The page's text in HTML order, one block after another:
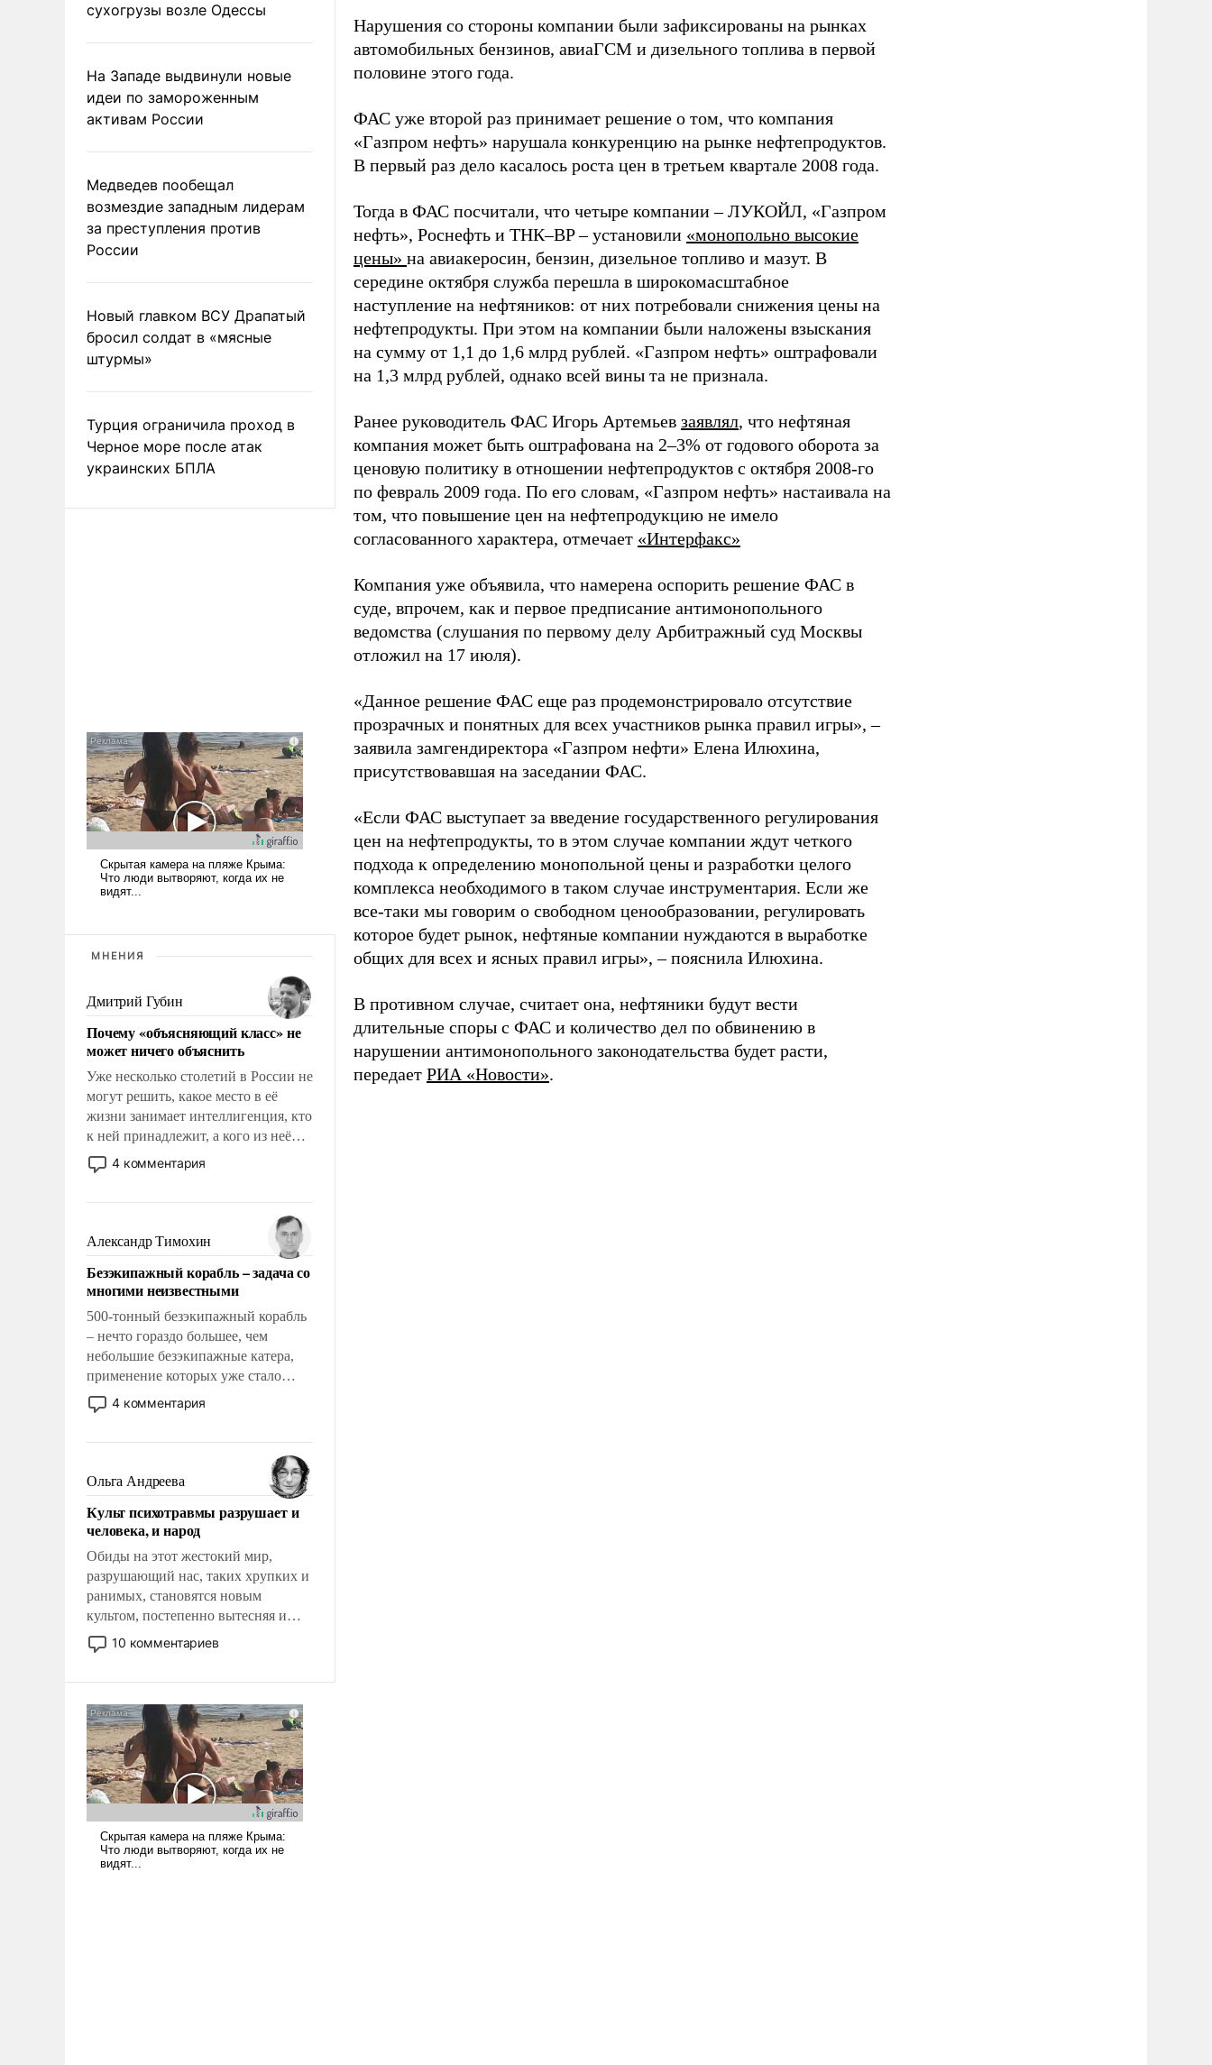
сухогрузы возле Одессы
На Западе выдвинули новые
идеи по замороженным
активам России
Медведев пообещал
возмездие западным лидерам
за преступления против
России
Новый главком ВСУ Драпатый
бросил солдат в «мясные
штурмы»
Турция ограничила проход в
Черное море после атак
украинских БПЛА
МНЕНИЯ
Дмитрий Губин
Почему «объясняющий класс» не
может ничего объяснить
Уже несколько столетий в России не
могут решить, какое место в её
жизни занимает интеллигенция, кто
к ней принадлежит, а кого из неё
исключили с правом
восстановления и без оного. И чем
казалось, что эти вопросы решены
раз и навсегда, но – нет, не решены.
4 комментария
Александр Тимохин
Безэкипажный корабль – задача со
многими неизвестными
500-тонный безэкипажный корабль
– нечто гораздо большее, чем
небольшие безэкипажные катера,
применение которых уже стало
обыденностью. Задача по созданию
такого корабля очень сложна и
реализация радикально поднимет
наши боевые возможности.
4 комментария
Ольга Андреева
Культ психотравмы разрушает и
человека, и народ
Обиды на этот жестокий мир,
разрушающий нас, таких хрупких и
ранимых, становятся новым
культом, постепенно вытесняя и
отменяя традиционное требование к
человеку – быть мужественным и
слабым, идти вперед и
адаптироваться.
10 комментариев
Нарушения со стороны компании были зафиксированы на рынках
автомобильных бензинов, авиаГСМ и дизельного топлива в первой
половине этого года.
ФАС уже второй раз принимает решение о том, что компания
«Газпром нефть» нарушала конкуренцию на рынке нефтепродуктов.
В первый раз дело касалось роста цен в третьем квартале 2008 года.
Тогда в ФАС посчитали, что четыре компании – ЛУКОЙЛ, «Газпром
нефть», Роснефть и ТНК–BP – установили «монопольно высокие
цены» на авиакеросин, бензин, дизельное топливо и мазут. В
середине октября служба перешла в широкомасштабное
наступление на нефтяников: от них потребовали снижения цены на
нефтепродукты. При этом на компании были наложены взыскания
на сумму от 1,1 до 1,6 млрд рублей. «Газпром нефть» оштрафовали
на 1,3 млрд рублей, однако всей вины та не признала.
Ранее руководитель ФАС Игорь Артемьев заявлял, что нефтяная
компания может быть оштрафована на 2–3% от годового оборота за
ценовую политику в отношении нефтепродуктов с октября 2008-го
по февраль 2009 года. По его словам, «Газпром нефть» настаивала на
том, что повышение цен на нефтепродукцию не имело
согласованного характера, отмечает «Интерфакс»
Компания уже объявила, что намерена оспорить решение ФАС в
суде, впрочем, как и первое предписание антимонопольного
ведомства (слушания по первому делу Арбитражный суд Москвы
отложил на 17 июля).
«Данное решение ФАС еще раз продемонстрировало отсутствие
прозрачных и понятных для всех участников рынка правил игры», –
заявила замгендиректора «Газпром нефти» Елена Илюхина,
присутствовавшая на заседании ФАС.
«Если ФАС выступает за введение государственного регулирования
цен на нефтепродукты, то в этом случае компании ждут четкого
подхода к определению монопольной цены и разработки целого
комплекса необходимого в таком случае инструментария. Если же
все-таки мы говорим о свободном ценообразовании, регулировать
которое будет рынок, нефтяные компании нуждаются в выработке
общих для всех и ясных правил игры», – пояснила Илюхина.
В противном случае, считает она, нефтяники будут вести
длительные споры с ФАС и количество дел по обвинению в
нарушении антимонопольного законодательства будет расти,
передает РИА «Новости».